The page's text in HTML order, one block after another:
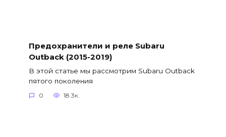
Предохранители и реле Subaru
Outback (2015-2019)
В этой статье мы рассмотрим Subaru Outback
пятого поколения
0 18.3к.